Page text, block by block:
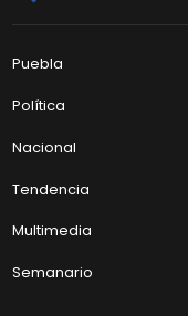
Puebla
Política
Nacional
Tendencia
Multimedia
Semanario